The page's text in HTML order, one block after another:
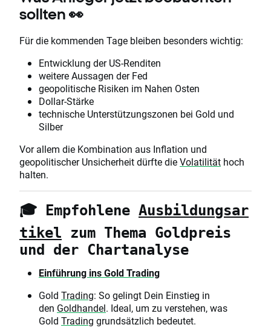
sollten 👀
Für die kommenden Tage bleiben besonders wichtig:
Entwicklung der US-Renditen
weitere Aussagen der Fed
geopolitische Risiken im Nahen Osten
Dollar-Stärke
technische Unterstützungszonen bei Gold und
Silber
Vor allem die Kombination aus Inflation und
geopolitischer Unsicherheit dürfte dieVolatilität hoch
halten.
🎓 Empfohlene Ausbildungsar
tikel zum Thema Goldpreis
und der Chartanalyse
Einführung ins Gold Trading
Gold Trading: So gelingt Dein Einstieg in
den Goldhandel. Ideal, um zu verstehen, was
Gold Trading grundsätzlich bedeutet.